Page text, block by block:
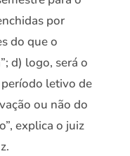
por
do que o
d) logo, será o
letivo de
ou não do
explica o juiz